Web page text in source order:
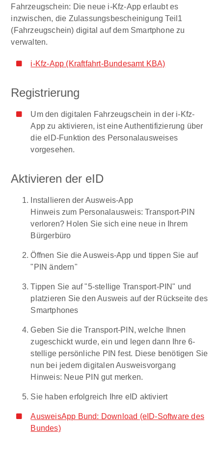
Fahrzeugschein: Die neue i-Kfz-App erlaubt es
inzwischen, die Zulassungsbescheinigung Teil1
(Fahrzeugschein) digital auf dem Smartphone zu
verwalten.
i-Kfz-App (Kraftfahrt-Bundesamt KBA)
Registrierung
Um den digitalen Fahrzeugschein in der i-Kfz-
App zu aktivieren, ist eine Authentifizierung über
die elD-Funktion des Personalausweises
vorgesehen.
Aktivieren der eID
Installieren der Ausweis-App
Hinweis zum Personalausweis: Transport-PIN
verloren? Holen Sie sich eine neue in Ihrem
Bürgerbüro
Öffnen Sie die Ausweis-App und tippen Sie auf
"PIN ändern"
Tippen Sie auf "5-stellige Transport-PIN" und
platzieren Sie den Ausweis auf der Rückseite des
Smartphones
Geben Sie die Transport-PIN, welche Ihnen
zugeschickt wurde, ein und legen dann Ihre 6-
stellige persönliche PIN fest. Diese benötigen Sie
nun bei jedem digitalen Ausweisvorgang
Hinweis: Neue PIN gut merken.
Sie haben erfolgreich Ihre eID aktiviert
AusweisApp Bund: Download (eID-Software des
Bundes)